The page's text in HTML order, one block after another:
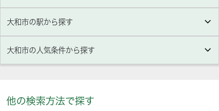
大和市の駅から探す
大和市の人気条件から探す
他の検索方法で探す